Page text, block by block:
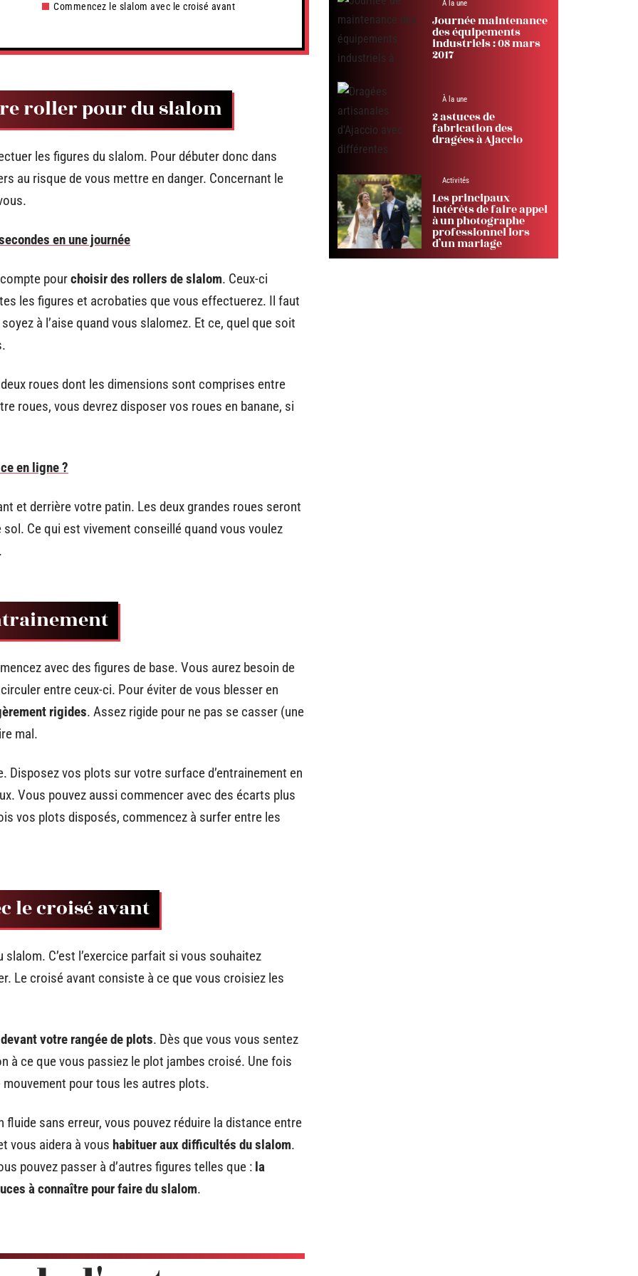
Commencez le slalom avec le croisé avant
roller pour du slalom
les figures du slalom. Pour débuter donc dans
au risque de vous mettre en danger. Concernant le
en une journée
pourchoisir des rollers de slalom. Ceux-ci
les figures et acrobaties que vous effectuerez. Il faut
à l’aise quand vous slalomez. Et ce, quel que soit
roues dont les dimensions sont comprises entre
roues, vous devrez disposer vos roues en banane, si
en ligne ?
et derrière votre patin. Les deux grandes roues seront
Ce qui est vivement conseillé quand vous voulez
avec des figures de base. Vous aurez besoin de
entre ceux-ci. Pour éviter de vous blesser en
rigides. Assez rigide pour ne pas se casser (une
mal.
vos plots sur votre surface d’entrainement en
Vous pouvez aussi commencer avec des écarts plus
vos plots disposés, commencez à surfer entre les
le croisé avant
C’est l’exercice parfait si vous souhaitez
Le croisé avant consiste à ce que vous croisiez les
votre rangée de plots. Dès que vous vous sentez
à ce que vous passiez le plot jambes croisé. Une fois
pour tous les autres plots.
sans erreur, vous pouvez réduire la distance entre
vous aidera à vous habituer aux difficultés du slalom.
pouvez passer à d’autres figures telles que : la
à connaître pour faire du slalom.
À la une
Journée maintenance
des équipements
industriels : 08 mars
2017
À la une
2 astuces de
fabrication des
dragées à Ajaccio
Activités
Les principaux
intérêts de faire appel
à un photographe
professionnel lors
d’un mariage